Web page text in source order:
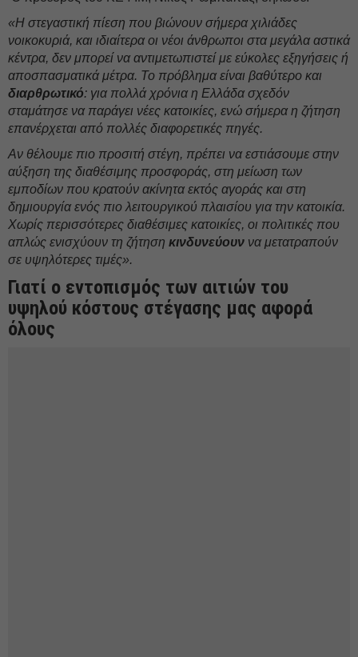
«Η στεγαστική πίεση που βιώνουν σήμερα χιλιάδες
νοικοκυριά, και ιδιαίτερα οι νέοι άνθρωποι στα μεγάλα αστικά
κέντρα, δεν μπορεί να αντιμετωπιστεί με εύκολες εξηγήσεις ή
αποσπασματικά μέτρα. Το πρόβλημα είναι βαθύτερο και
διαρθρωτικό: για πολλά χρόνια η Ελλάδα σχεδόν
σταμάτησε να παράγει νέες κατοικίες, ενώ σήμερα η ζήτηση
επανέρχεται από πολλές διαφορετικές πηγές.
Αν θέλουμε πιο προσιτή στέγη, πρέπει να εστιάσουμε στην
αύξηση της διαθέσιμης προσφοράς, στη μείωση των
εμποδίων που κρατούν ακίνητα εκτός αγοράς και στη
δημιουργία ενός πιο λειτουργικού πλαισίου για την κατοικία.
Χωρίς περισσότερες διαθέσιμες κατοικίες, οι πολιτικές που
απλώς ενισχύουν τη ζήτηση κινδυνεύουν να μετατραπούν
σε υψηλότερες τιμές».
Γιατί ο εντοπισμός των αιτιών του
υψηλού κόστους στέγασης μας αφορά
όλους